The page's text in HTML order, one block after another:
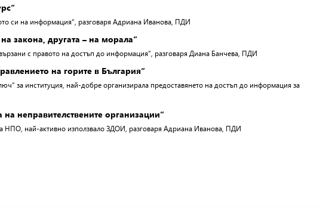
си на информация“, разговаря Адриана Иванова, ПДИ
закона, другата – на морала“
с правото на достъп до информация“, разговаря Диана Банчева, ПДИ
на горите в България“
за институция, най-добре организирала предоставянето на достъп до информация за
неправителствените организации“
НПО, най-активно използвало ЗДОИ, разговаря Адриана Иванова, ПДИ